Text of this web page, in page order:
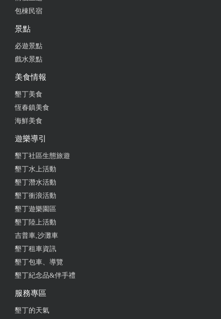
老闆一人作業會稍等久一點
東西好吃～義式餐廳的專業，平價的價格
真棒！:D
很特別的店，東西平價好吃
還以為走進電影院 便宜好吃== 寶藏店
包棟民宿
景點
必遊景點
戲水景點
美食情報
墾丁美食
恆春鎮美食
海鮮美食
遊樂導引
墾丁社區生態旅遊
墾丁水上活動
墾丁潛水活動
墾丁衝浪活動
墾丁遊樂園區
墾丁陸上活動
吉普車,沙灘車
墾丁租車資訊
墾丁包車、導覽
墾丁紀念品&伴手禮
服務專區
墾丁的天氣